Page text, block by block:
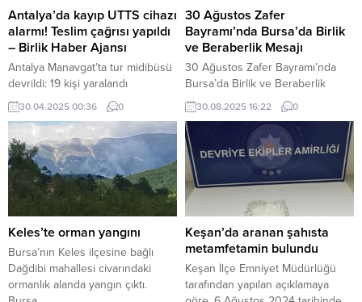
kullanım oranı (KKO), martta bir
önceki aya göre 0,1 puan azalarak
yüzde 74,4’e geriledi....
yerine...
Antalya’da kayıp UTTS cihazı
alarmı! Teslim çağrısı yapıldı
– Birlik Haber Ajansı
Antalya Manavgat’ta tur midibüsü
devrildi: 19 kişi yaralandı
ANTALYA-BHA Antalya Serik
ilçesinde Ulusal Taşıt Tanıma
Sistemi UTTS montajı yapılan bir
iş yerinde, araç üzerinde
unutulan kayıt cihazı kayboldu. İş
yeri çalışanları, cihazı bulanların
teslim etmesini istedi. Olay,
Antalya Serik Sanayi Sitesinde
meydana geldi. İbrahim
Gençtürk’ün çalıştığı iş yerine
getirilen hafif...
30.04.2025 00:36 0
30 Ağustos Zafer
Bayramı’nda Bursa’da Birlik
ve Beraberlik Mesajı
30 Ağustos Zafer Bayramı’nda
Bursa’da Birlik ve Beraberlik
Mesajı Bursa, 30 Ağustos Zafer
Bayramı’nın 103. yıl dönümünü
coşku ve gurur içerisinde kutladı.
Tüm yurtta olduğu gibi Bursa’da
da düzenlenen resmi törenlerde,
devletin ve siyasetin önemli
isimleri ile birlikte sivil toplum
temsilcileri bir araya geldi.
Törene; Bursa Valisi Erol Ayyıldız,
Bursa...
30.08.2025 16:22 0
Keles’te orman yangını
Bursa’nın Keles ilçesine bağlı
Dağdibi mahallesi civarındaki
ormanlık alanda yangın çıktı.
Keşan’da aranan şahısta
metamfetamin bulundu
Keşan İlçe Emniyet Müdürlüğü
tarafından yapılan açıklamaya